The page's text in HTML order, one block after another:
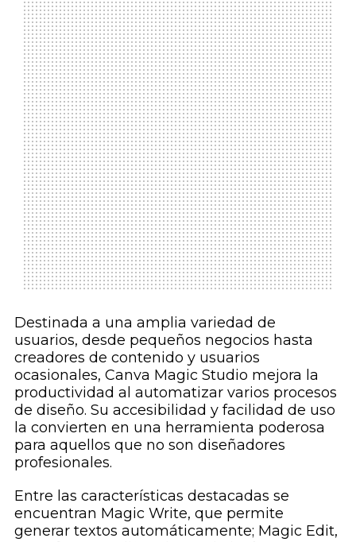
Destinada a una amplia variedad de
usuarios, desde pequeños negocios hasta
creadores de contenido y usuarios
ocasionales, Canva Magic Studio mejora la
productividad al automatizar varios procesos
de diseño. Su accesibilidad y facilidad de uso
la convierten en una herramienta poderosa
para aquellos que no son diseñadores
profesionales.
Entre las características destacadas se
encuentran Magic Write, que permite
generar textos automáticamente; Magic Edit,